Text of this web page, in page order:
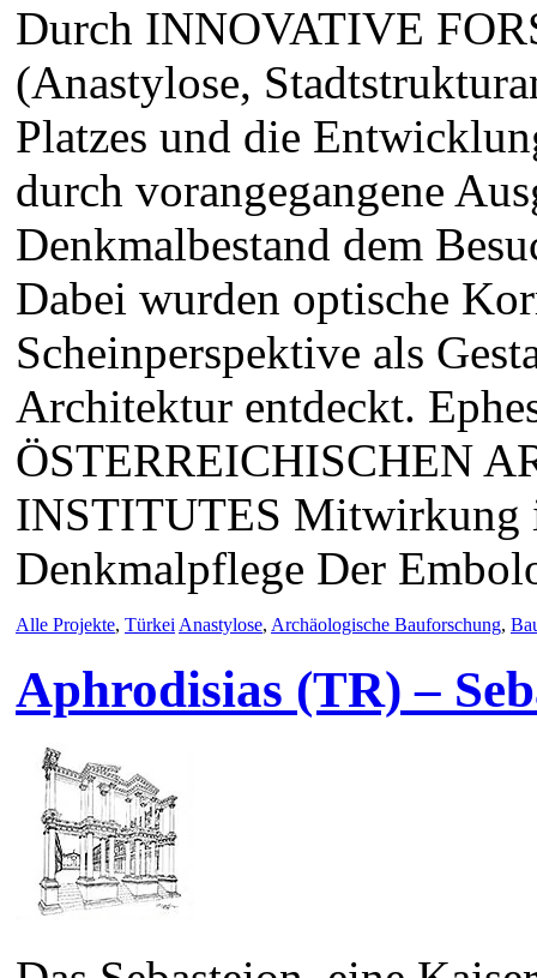
Durch INNOVATIVE
(Anastylose,
Platzes und die
durch vorangegangene
Denkmalbestand dem
Dabei wurden optische
Scheinperspektive als
Architektur entdeckt.
ÖSTERREICHISCHEN
INSTITUTES Mitwirkung
Denkmalpflege Der
Alle Projekte, Türkei Anastylose, Archäologische Bauforschung,
Aphrodisias (TR) –